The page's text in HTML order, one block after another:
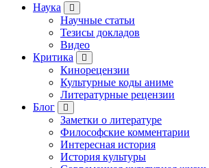
Наука
Научные статьи
Тезисы докладов
Видео
Критика
Кинорецензии
Культурные коды аниме
Литературные рецензии
Блог
Заметки о литературе
Философские комментарии
Интересная история
История культуры